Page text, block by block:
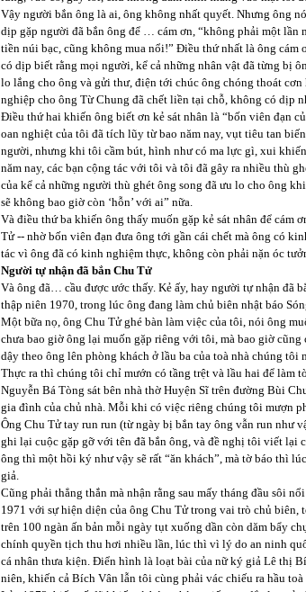
Vậy người bắn ông là ai, ông không nhất quyết. Nhưng ông
dịp gặp người đã bắn ông để … cám ơn, “không phải một
tiền núi bạc, cũng không mua nổi!” Điều thứ nhất là ông cám
có dịp biết rằng mọi người, kể cả những nhân vật đã từng bị
lo lắng cho ông và gửi thư, điện tới chúc ông chóng thoát
nghiệp cho ông Từ Chung đã chết liền tại chỗ, không có dịp
Điều thứ hai khiến ông biết ơn kẻ sát nhân là “bốn viên đạn
oan nghiệt của tôi đã tích lũy từ bao năm nay, vụt tiêu tan
người, nhưng khi tôi cầm bút, hình như có ma lực gì, xui
năm nay, các bạn cộng tác với tôi và tôi đã gây ra nhiều thù
của kể cả những người thù ghét ông song đã ưu lo cho ông
sẽ không bao giờ còn ‘hỗn’ với ai” nữa.
Và điều thứ ba khiến ông thấy muốn gặp kẻ sát nhân để cám
Tử -- nhờ bốn viên đạn đưa ông tới gần cái chết mà ông có
tác vì ông đã có kinh nghiệm thực, không còn phải nặn óc
Người tự nhận đã bắn Chu Tử
Và ông đã… cầu được ước thấy. Kẻ ấy, hay người tự nhận đã
thập niên 1970, trong lúc ông đang làm chủ biên nhật báo
Một bữa nọ, ông Chu Tử ghé bàn làm việc của tôi, nói ông
chưa bao giờ ông lại muốn gặp riêng với tôi, mà bao giờ
dậy theo ông lên phòng khách ở lầu ba của toà nhà chúng tôi
Thực ra thì chúng tôi chỉ mướn có tầng trệt và lầu hai để làm
Nguyễn Bá Tòng sát bên nhà thờ Huyện Sĩ trên đường Bùi
gia đình của chủ nhà. Mỗi khi có việc riêng chúng tôi mượn
Ông Chu Tử tay run run (từ ngày bị bắn tay ông vẫn run như
ghi lại cuộc gặp gỡ với tên đã bắn ông, và đề nghị tôi viết lại
ông thì một hồi ký như vậy sẽ rất “ăn khách”, mà tờ báo thì
giả.
Cũng phải thẳng thắn mà nhận rằng sau mấy tháng đầu sôi
1971 với sự hiện diện của ông Chu Tử trong vai trò chủ
trên 100 ngàn ấn bản mỗi ngày tụt xuống dần còn dăm bẩy
chính quyền tịch thu hơi nhiều lần, lúc thì vì lý do an ninh
cá nhân thưa kiện. Điển hình là loạt bài của nữ ký giả Lê thị
niên, khiến cả Bích Vân lẫn tôi cùng phải vác chiếu ra hầu